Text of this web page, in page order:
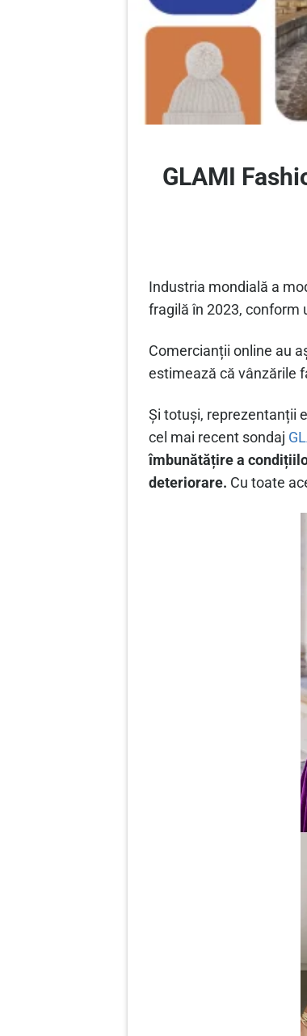
GLAMI
Industria mondială a
fragilă în 2023, conform
Comercianții online au
estimează că vânzările
Și totuși, reprezentanții
cel mai recent sondaj
îmbunătățire a
deteriorare. Cu toate